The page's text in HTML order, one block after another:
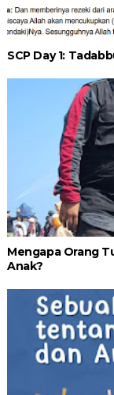
SCP Day 1:
Mengapa Orang
Anak?